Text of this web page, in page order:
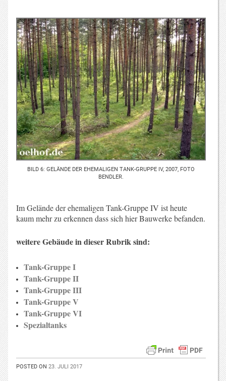
BILD 6: GELÄNDE DER EHEMALIGEN TANK-GRUPPE IV, 2007, FOTO
BENDLER.
Im Gelände der ehemaligen Tank-Gruppe IV ist heute
kaum mehr zu erkennen dass sich hier Bauwerke befanden.
weitere Gebäude in dieser Rubrik sind:
Tank-Gruppe I
Tank-Gruppe II
Tank-Gruppe III
Tank-Gruppe V
Tank-Gruppe VI
Spezialtanks
POSTED ON 23. JULI 2017